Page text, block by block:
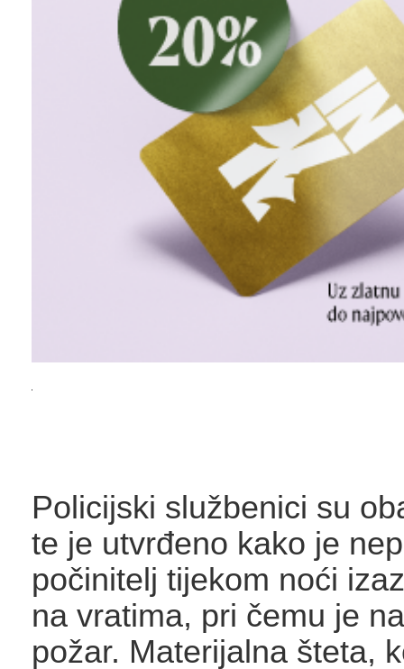
Policijski službenici su
te je utvrđeno kako je
počinitelj tijekom noći
na vratima, pri čemu je
požar. Materijalna šteta,